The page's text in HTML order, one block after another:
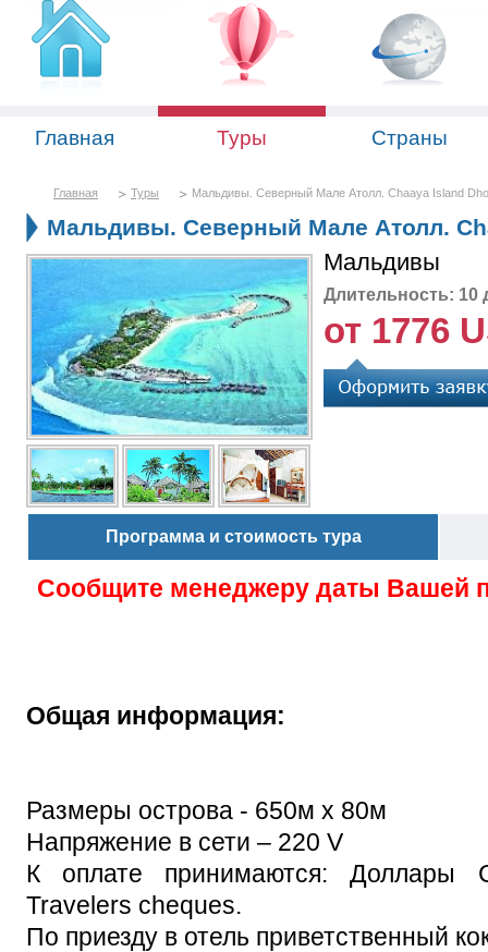
Главная Туры Страны
Главная Туры Мальдивы. Северный Мале Атолл. Chaaya Island
Мальдивы. Северный Мале Атолл.
Мальдивы
Длительность: 10
от 1776
Программа и стоимость тура
Сообщите менеджеру даты Вашей
Общая информация:
Размеры острова - 650м х 80м
Напряжение в сети – 220 V
К оплате принимаются: Доллары
Travelers cheques.
По приезду в отель приветственный